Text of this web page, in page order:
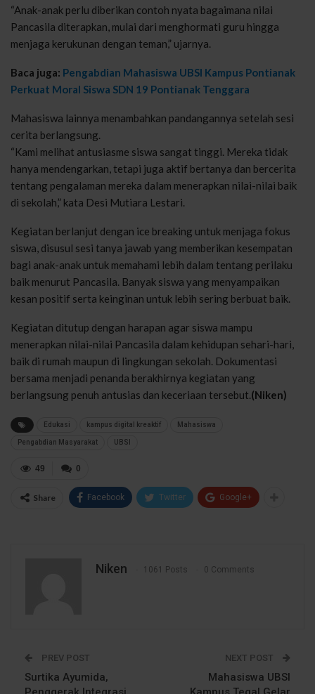
“Anak-anak perlu diberikan contoh nyata bagaimana nilai
Pancasila diterapkan, mulai dari menghormati guru hingga
menjaga kerukunan dengan teman,” ujarnya.
Baca juga: Pengabdian Mahasiswa UBSI Kampus Pontianak
Perkuat Moral Siswa SDN 19 Pontianak Tenggara
Mahasiswa lainnya menambahkan pandangannya setelah sesi
cerita berlangsung.
“Kami melihat antusiasme siswa sangat tinggi. Mereka tidak
hanya mendengarkan, tetapi juga aktif bertanya dan bercerita
tentang pengalaman mereka dalam menerapkan nilai-nilai baik
di sekolah,” kata Desi Mutiara Lestari.
Kegiatan berlanjut dengan ice breaking untuk menjaga fokus
siswa, disusul sesi tanya jawab yang memberikan kesempatan
bagi anak-anak untuk memahami lebih dalam tentang perilaku
baik menurut Pancasila. Banyak siswa yang menyampaikan
kesan positif serta keinginan untuk lebih sering berbuat baik.
Kegiatan ditutup dengan harapan agar siswa mampu
menerapkan nilai-nilai Pancasila dalam kehidupan sehari-hari,
baik di rumah maupun di lingkungan sekolah. Dokumentasi
bersama menjadi penanda berakhirnya kegiatan yang
berlangsung penuh antusias dan keceriaan tersebut.(Niken)
Edukasi kampus digital kreaktif Mahasiswa
Pengabdian Masyarakat UBSI
0
49
Share Facebook Twitter Google+
Niken 1061 Posts 0 Comments
PREV POST
Surtika Ayumida,
NEXT POST
Mahasiswa UBSI